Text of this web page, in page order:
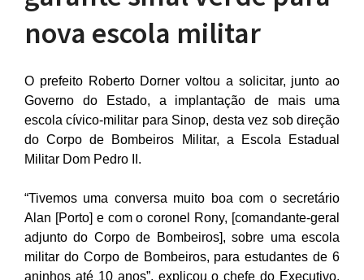
nova escola militar
O prefeito Roberto Dorner voltou a solicitar, junto ao
Governo do Estado, a implantação de mais uma
escola cívico-militar para Sinop, desta vez sob direção
do Corpo de Bombeiros Militar, a Escola Estadual
Militar Dom Pedro II.
“Tivemos uma conversa muito boa com o secretário
Alan [Porto] e com o coronel Rony, [comandante-geral
adjunto do Corpo de Bombeiros], sobre uma escola
militar do Corpo de Bombeiros, para estudantes de 6
aninhos até 10 anos”, explicou o chefe do Executivo,